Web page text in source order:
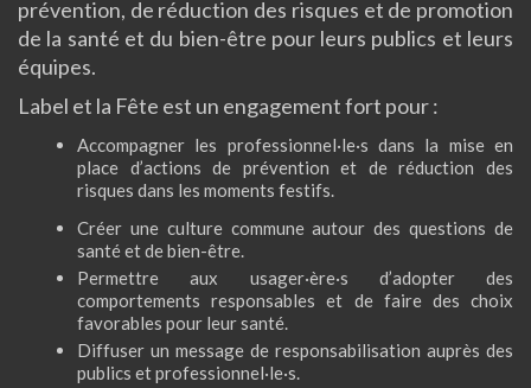
prévention, de réduction des risques et de promotion
de la santé et du bien-être pour leurs publics et leurs
équipes.
Label et la Fête est un engagement fort pour :
Accompagner les professionnel·le·s dans la mise en
place d’actions de prévention et de réduction des
risques dans les moments festifs.
Créer une culture commune autour des questions de
santé et de bien-être.
Permettre aux usager·ère·s d’adopter des
comportements responsables et de faire des choix
favorables pour leur santé.
Diffuser un message de responsabilisation auprès des
publics et professionnel·le·s.